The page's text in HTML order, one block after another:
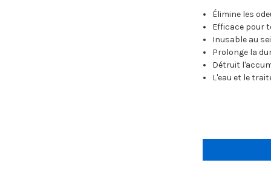
Élimine les
Efficace pour
Inusable au
Prolonge la
Détruit
L'eau et le